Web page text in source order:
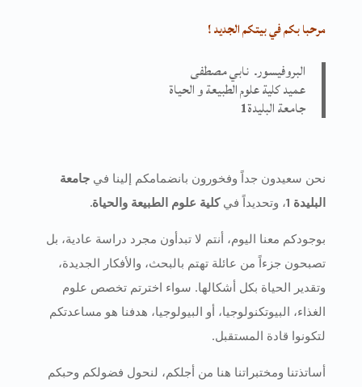
مرحبا بكم في بيتكم الجديد !
البروفيسور. نابي مصطفى
عميد كلية علوم الطبيعة و الحياة
جامعة البليدة1
نحن سعيدون جداً وفخورون بانضمامكم إلينا في جامعة
البليدة 1 ، وتحديداً فيكلية علوم الطبيعة والحياة.
بوجودكم معنا اليوم، أنتم لا تبدأون مجرد دراسة عادية، بل
تصبحون جزءاً من عائلة تهتم بالبحث، والأفكار الجديدة،
وتقدير الحياة بكل أشكالها. سواء اخترتم تخصص علوم
الغذاء، البيوتكنولوجيا، أو البيولوجيا، هدفنا هو مساعدتكم
لتكونوا قادة المستقبل.
أساتذتنا ومختبراتنا هنا من أجلكم، لنحول فضولكم وحبكم